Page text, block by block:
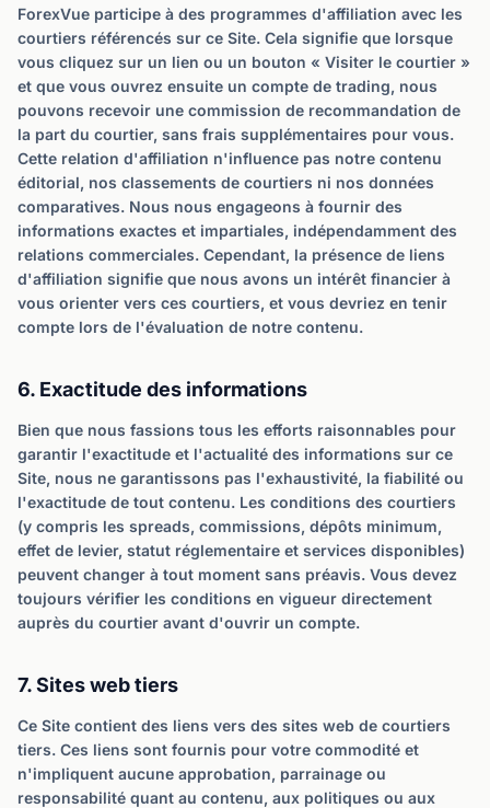
ForexVue participe à des programmes d'affiliation avec les
courtiers référencés sur ce Site. Cela signifie que lorsque
vous cliquez sur un lien ou un bouton « Visiter le courtier »
et que vous ouvrez ensuite un compte de trading, nous
pouvons recevoir une commission de recommandation de
la part du courtier, sans frais supplémentaires pour vous.
Cette relation d'affiliation n'influence pas notre contenu
éditorial, nos classements de courtiers ni nos données
comparatives. Nous nous engageons à fournir des
informations exactes et impartiales, indépendamment des
relations commerciales. Cependant, la présence de liens
d'affiliation signifie que nous avons un intérêt financier à
vous orienter vers ces courtiers, et vous devriez en tenir
compte lors de l'évaluation de notre contenu.
6. Exactitude des informations
Bien que nous fassions tous les efforts raisonnables pour
garantir l'exactitude et l'actualité des informations sur ce
Site, nous ne garantissons pas l'exhaustivité, la fiabilité ou
l'exactitude de tout contenu. Les conditions des courtiers
(y compris les spreads, commissions, dépôts minimum,
effet de levier, statut réglementaire et services disponibles)
peuvent changer à tout moment sans préavis. Vous devez
toujours vérifier les conditions en vigueur directement
auprès du courtier avant d'ouvrir un compte.
7. Sites web tiers
Ce Site contient des liens vers des sites web de courtiers
tiers. Ces liens sont fournis pour votre commodité et
n'impliquent aucune approbation, parrainage ou
responsabilité quant au contenu, aux politiques ou aux